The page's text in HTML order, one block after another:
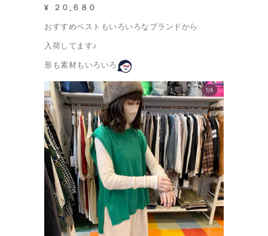
¥ ２０,６８０
おすすめベストもいろいろなブランドから
入荷してます♪
形も素材もいろいろ